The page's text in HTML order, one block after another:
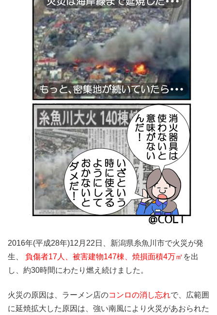
2016年(平成28年)12月22日、新潟県糸魚川市で火災が発
生、 負傷者17人、被害建物147棟、焼損面積4万㎡ を出
し、約30時間にわたり燃え続けました。
火災の原因は、ラーメン店のコンロの消し忘れで、広範囲
に延焼拡大した原因は、強い南風により火災があおられた